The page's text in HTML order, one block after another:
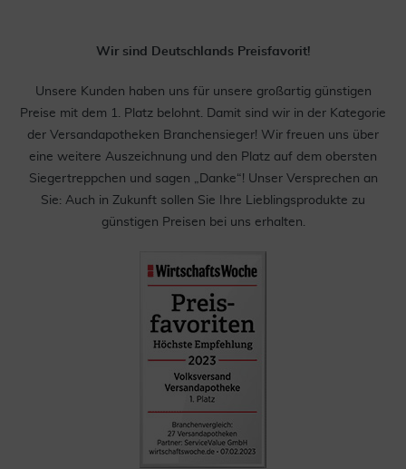
Wir sind Deutschlands Preisfavorit!
Unsere Kunden haben uns für unsere großartig günstigen
Preise mit dem 1. Platz belohnt. Damit sind wir in der Kategorie
der Versandapotheken Branchensieger! Wir freuen uns über
eine weitere Auszeichnung und den Platz auf dem obersten
Siegertreppchen und sagen „Danke“! Unser Versprechen an
Sie: Auch in Zukunft sollen Sie Ihre Lieblingsprodukte zu
günstigen Preisen bei uns erhalten.